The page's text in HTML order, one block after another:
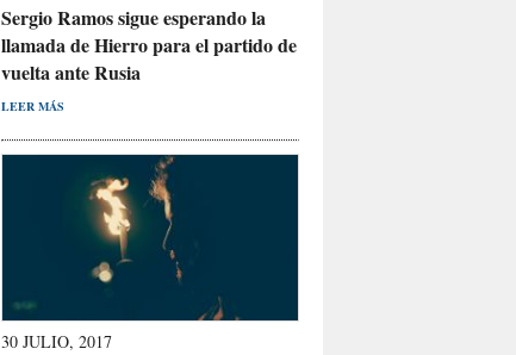
Sergio Ramos sigue esperando la
llamada de Hierro para el partido de
vuelta ante Rusia
LEER MÁS
30 JULIO, 2017